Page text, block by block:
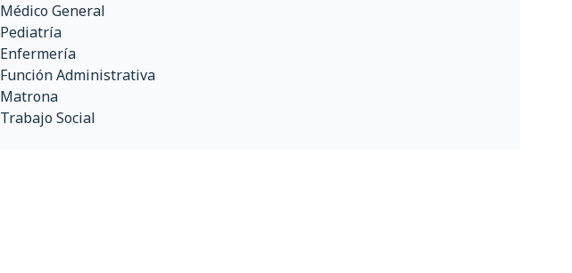
Médico General
Pediatría
Enfermería
Función Administrativa
Matrona
Trabajo Social